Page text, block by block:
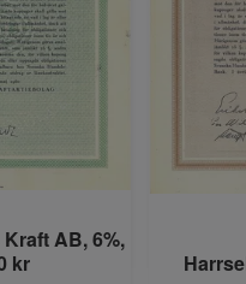
AB, 6%,
kr